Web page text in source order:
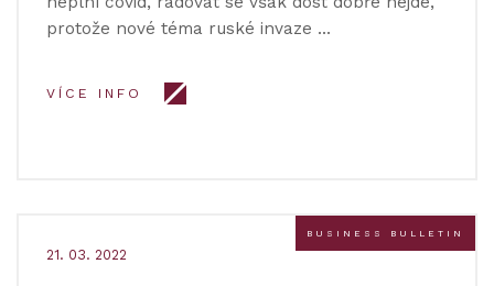
protože nové téma ruské invaze …
VÍCE INFO
BUSINESS BULLETIN
21. 03. 2022